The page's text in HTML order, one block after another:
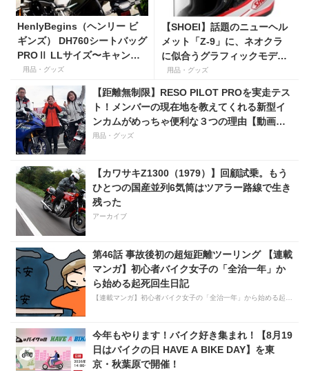
HenlyBegins（ヘンリー ビ
ギンズ） DH760シートバッグ
PROⅡ LLサイズ〜キャンプ
ツーリングにも安心の大容量
ツアーバッグ〜
用品・グッズ
【SHOEI】話題のニューヘル
メット「Z-9」に、ネオクラ
に似合うグラフィックモデル
「BURNSIDE（バーンサイ
用品・グッズ
【距離無制限】RESO PILOT PROを実走テス
ト！メンバーの現在地を教えてくれる新型イ
ンカムがめっちゃ便利な３つの理由【動画付
き】
用品・グッズ
【カワサキZ1300（1979）】回顧試乗。もう
ひとつの国産並列6気筒はツアラー路線で生き
残った
アーカイブ
第46話 事故後初の超短距離ツーリング 【連載
マンガ】初心者バイク女子の「全治一年」か
ら始める起死回生日記
今年もやります！バイク好き集まれ！【8月19
日はバイクの日 HAVE A BIKE DAY】を東
京・秋葉原で開催！